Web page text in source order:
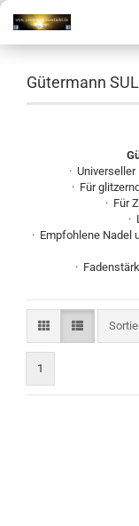
Gütermann
·
· Für
· Für
·
· Empfohlene Nadel
·
1